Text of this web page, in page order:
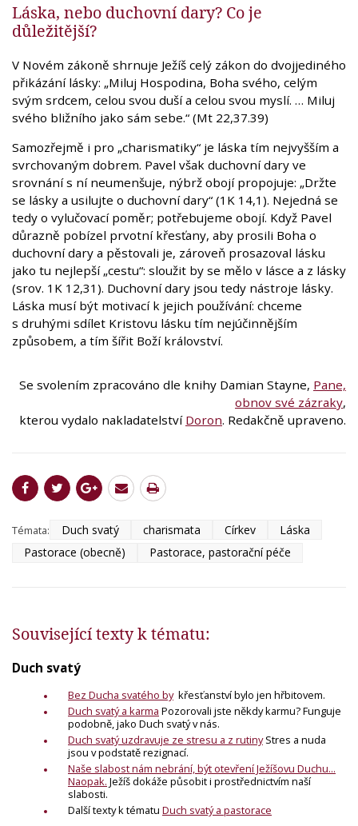
Láska, nebo duchovní dary? Co je
důležitější?
V Novém zákoně shrnuje Ježíš celý zákon do dvojjediného
přikázání lásky: „Miluj Hospodina, Boha svého, celým
svým srdcem, celou svou duší a celou svou myslí. … Miluj
svého bližního jako sám sebe.“ (Mt 22,37.39)
Samozřejmě i pro „charismatiky“ je láska tím nejvyšším a
svrchovaným dobrem. Pavel však duchovní dary ve
srovnání s ní neumenšuje, nýbrž obojí propojuje: „Držte
se lásky a usilujte o duchovní dary“ (1K 14,1). Nejedná se
tedy o vylučovací poměr; potřebujeme obojí. Když Pavel
důrazně pobízel prvotní křesťany, aby prosili Boha o
duchovní dary a pěstovali je, zároveň prosazoval lásku
jako tu nejlepší „cestu“: sloužit by se mělo v lásce a z lásky
(srov. 1K 12,31). Duchovní dary jsou tedy nástroje lásky.
Láska musí být motivací k jejich používání: chceme
s druhými sdílet Kristovu lásku tím nejúčinnějším
způsobem, a tím šířit Boží království.
Se svolením zpracováno dle knihy Damian Stayne, Pane,
obnov své zázraky,
kterou vydalo nakladatelství Doron. Redakčně upraveno.
Témata: Duch svatý charismata Církev
Láska
Pastorace (obecně)
Pastorace, pastorační péče
Související texty k tématu:
Duch svatý
Bez Ducha svatého bykřesťanství bylo jen hřbitovem.
Duch svatý a karma Pozorovali jste někdy karmu? Funguje
podobně, jako Duch svatý v nás.
Duch svatý uzdravuje ze stresu a z rutinyStres a nuda
jsou v podstatě rezignací.
Naše slabost nám nebrání, být otevření Ježíšovu Duchu...
Naopak. Ježíš dokáže působit i prostřednictvím naší
slabosti.
Další texty k tématu Duch svatý a pastorace